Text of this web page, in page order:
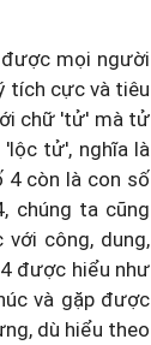
được mọi người
tích cực và tiêu
chữ 'tử' mà tử
tử', nghĩa là
4 còn là con số
chúng ta cũng
công, dung,
được hiểu như
và gặp được
dù hiểu theo